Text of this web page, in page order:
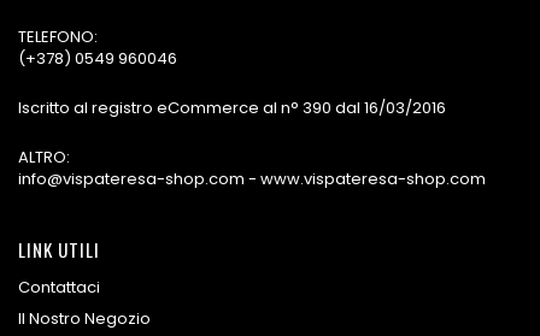
TELEFONO:
(+378) 0549 960046
Iscritto al registro eCommerce al n° 390 dal 16/03/2016
ALTRO:
info@vispateresa-shop.com - www.vispateresa-shop.com
LINK UTILI
Contattaci
Il Nostro Negozio